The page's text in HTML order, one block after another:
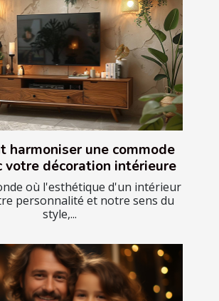
harmoniser une commode
votre décoration intérieure
où l'esthétique d'un intérieur
personnalité et notre sens du
style,...